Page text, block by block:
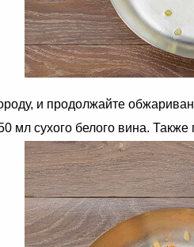
и продолжайте
мл сухого белого вина.